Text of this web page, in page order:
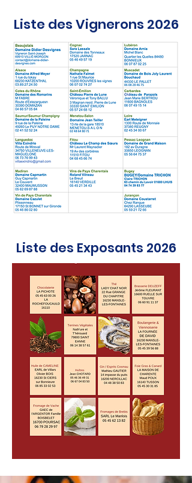
Liste des Vignerons 2026
Liste des Exposants 2026